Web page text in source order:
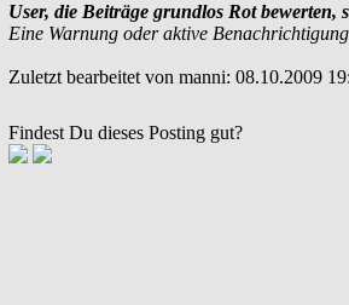
User, die Beiträge grundlos Rot
Eine Warnung oder aktive
Zuletzt bearbeitet von manni: 08.10.2009
Findest Du dieses Posting gut?